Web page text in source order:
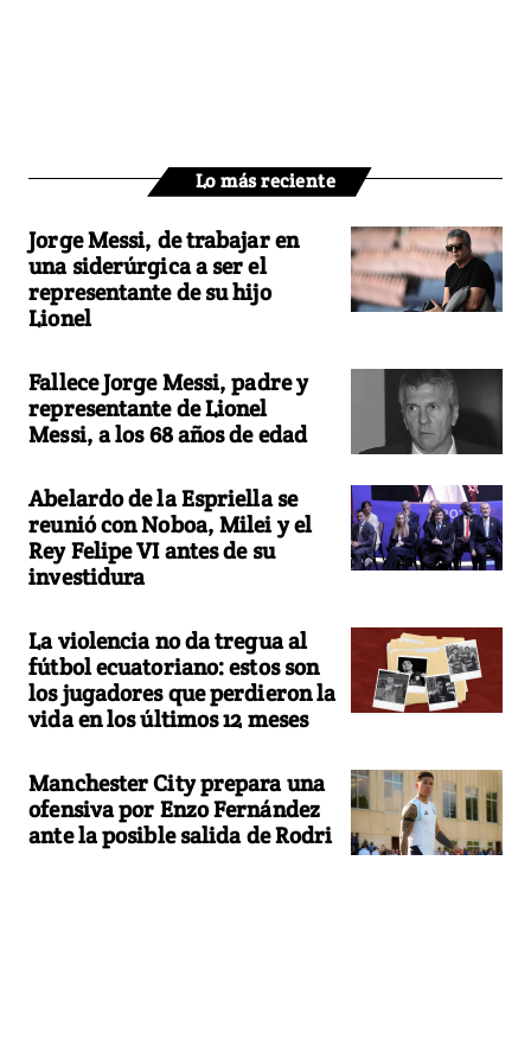
Lo más reciente
Jorge Messi, de trabajar en
una siderúrgica a ser el
representante de su hijo
Lionel
Fallece Jorge Messi, padre y
representante de Lionel
Messi, a los 68 años de edad
Abelardo de la Espriella se
reunió con Noboa, Milei y el
Rey Felipe VI antes de su
investidura
La violencia no da tregua al
fútbol ecuatoriano: estos son
los jugadores que perdieron la
vida en los últimos 12 meses
Manchester City prepara una
ofensiva por Enzo Fernández
ante la posible salida de Rodri